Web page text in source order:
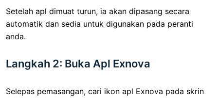
Setelah apl dimuat turun, ia akan dipasang secara
automatik dan sedia untuk digunakan pada peranti
anda.
Langkah 2: Buka Apl Exnova
Selepas pemasangan, cari ikon apl Exnova pada skrin